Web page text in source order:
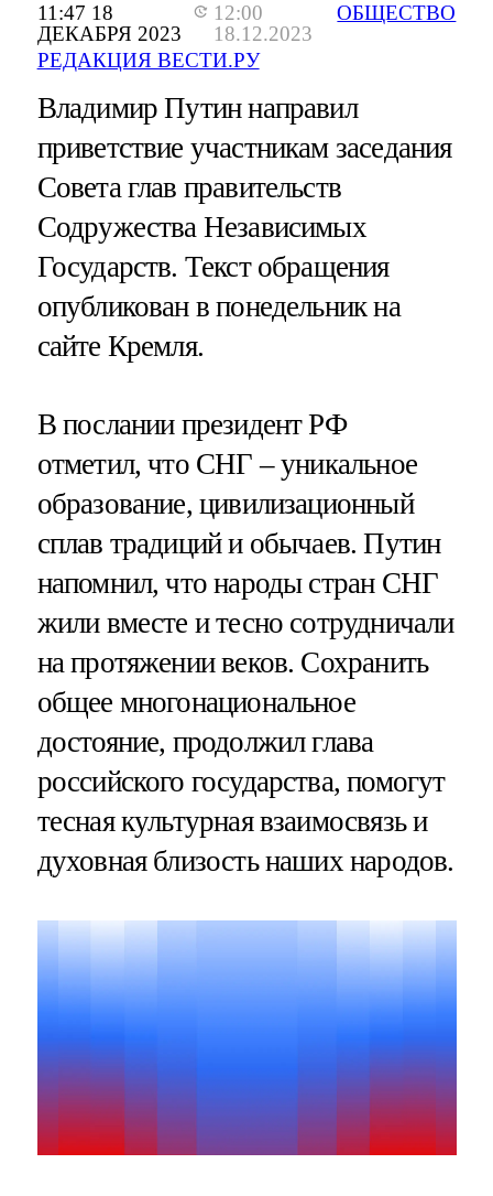
11:47 18
ДЕКАБРЯ 2023
12:00
18.12.2023
РЕДАКЦИЯ ВЕСТИ.РУ
ОБЩЕСТВО
Владимир Путин направил
приветствие участникам заседания
Совета глав правительств
Содружества Независимых
Государств. Текст обращения
опубликован в понедельник на
сайте Кремля.
В послании президент РФ
отметил, что СНГ – уникальное
образование, цивилизационный
сплав традиций и обычаев. Путин
напомнил, что народы стран СНГ
жили вместе и тесно сотрудничали
на протяжении веков. Сохранить
общее многонациональное
достояние, продолжил глава
российского государства, помогут
тесная культурная взаимосвязь и
духовная близость наших народов.